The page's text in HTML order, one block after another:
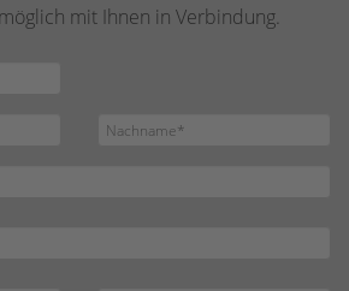
mit Ihnen in Verbindung.